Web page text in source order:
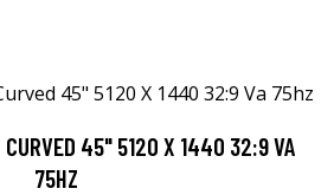
45" 5120 X 1440 32:9 VA
75HZ